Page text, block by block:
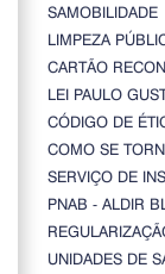
SAMOBILIDADE
LIMPEZA
CARTÃO
LEI PAULO
CÓDIGO DE
COMO SE
SERVIÇO DE
PNAB - ALDIR
UNIDADES DE